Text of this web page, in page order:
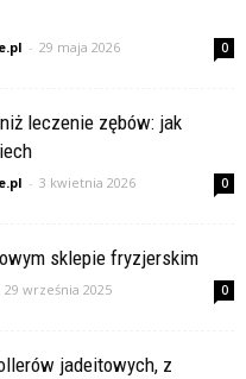
- 29 maja 2026 0
leczenie zębów: jak
- 3 kwietnia 2026 0
sklepie fryzjerskim
29 września 2025 0
jadeitowych, z